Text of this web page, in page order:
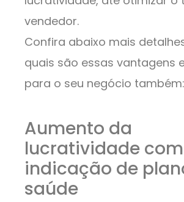
vendedor.
Confira abaixo mais
quais são essas vantagens
para o seu negócio também:
Aumento da
lucratividade
indicação de
saúde